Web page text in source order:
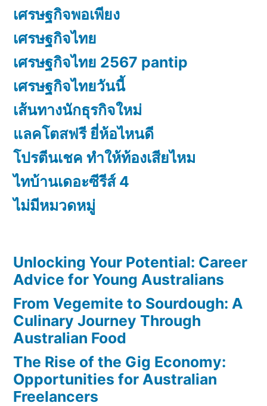
เศรษฐกิจพอเพียง
เศรษฐกิจไทย
เศรษฐกิจไทย 2567 pantip
เศรษฐกิจไทยวันนี้
เส้นทางนักธุรกิจใหม่
แลคโตสฟรี ยี่ห้อไหนดี
โปรตีนเชค ทำให้ท้องเสียไหม
ไทบ้านเดอะซีรีส์ 4
ไม่มีหมวดหมู่
Unlocking Your Potential: Career
Advice for Young Australians
From Vegemite to Sourdough: A
Culinary Journey Through
Australian Food
The Rise of the Gig Economy:
Opportunities for Australian
Freelancers